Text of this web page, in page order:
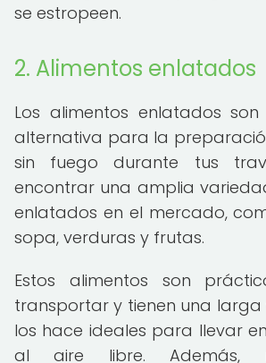
se estropeen.
2. Alimentos enlatados
Los alimentos enlatados
alternativa para la
sin fuego durante tus
encontrar una amplia
enlatados en el mercado,
sopa, verduras y frutas.
Estos alimentos son
transportar y tienen una larga
los hace ideales para llevar
al aire libre. Además,